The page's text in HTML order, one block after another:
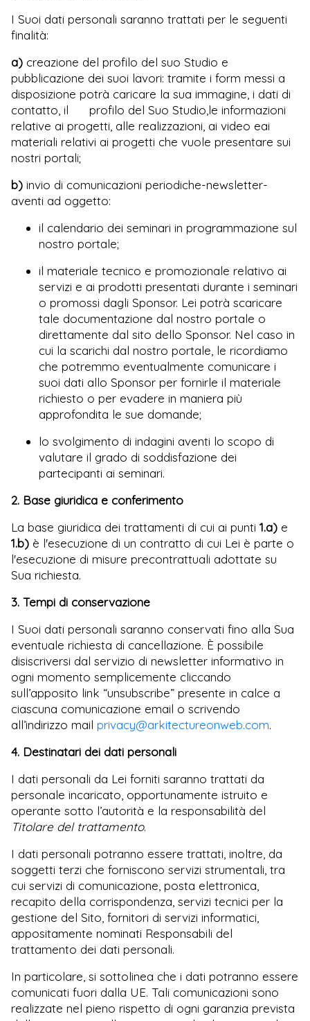
I Suoi dati personali saranno trattati per le seguenti
finalità:
a) creazione del profilo del suo Studio e
pubblicazione dei suoi lavori: tramite i form messi a
disposizione potrà caricare la sua immagine, i dati di
contatto, il profilo del Suo Studio,le informazioni
relative ai progetti, alle realizzazioni, ai video eai
materiali relativi ai progetti che vuole presentare sui
nostri portali;
b) invio di comunicazioni periodiche-newsletter-
aventi ad oggetto:
il calendario dei seminari in programmazione sul
nostro portale;
il materiale tecnico e promozionale relativo ai
servizi e ai prodotti presentati durante i seminari
o promossi dagli Sponsor. Lei potrà scaricare
tale documentazione dal nostro portale o
direttamente dal sito dello Sponsor. Nel caso in
cui la scarichi dal nostro portale, le ricordiamo
che potremmo eventualmente comunicare i
suoi dati allo Sponsor per fornirle il materiale
richiesto o per evadere in maniera più
approfondita le sue domande;
lo svolgimento di indagini aventi lo scopo di
valutare il grado di soddisfazione dei
partecipanti ai seminari.
2. Base giuridica e conferimento
La base giuridica dei trattamenti di cui ai punti 1.a) e
1.b) è l'esecuzione di un contratto di cui Lei è parte o
l'esecuzione di misure precontrattuali adottate su
Sua richiesta.
3. Tempi di conservazione
I Suoi dati personali saranno conservati fino alla Sua
eventuale richiesta di cancellazione. È possibile
disiscriversi dal servizio di newsletter informativo in
ogni momento semplicemente cliccando
sull’apposito link “unsubscribe” presente in calce a
ciascuna comunicazione email o scrivendo
all’indirizzo mail privacy@arkitectureonweb.com.
4. Destinatari dei dati personali
I dati personali da Lei forniti saranno trattati da
personale incaricato, opportunamente istruito e
operante sotto l’autorità e la responsabilità del
Titolare del trattamento.
I dati personali potranno essere trattati, inoltre, da
soggetti terzi che forniscono servizi strumentali, tra
cui servizi di comunicazione, posta elettronica,
recapito della corrispondenza, servizi tecnici per la
gestione del Sito, fornitori di servizi informatici,
appositamente nominati Responsabili del
trattamento dei dati personali.
In particolare, si sottolinea che i dati potranno essere
comunicati fuori dalla UE. Tali comunicazioni sono
realizzate nel pieno rispetto di ogni garanzia prevista